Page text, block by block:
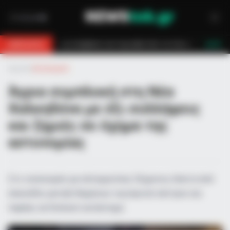
Άγρια συμπλοκή στη Νέα
Χαλκηδόνα με έξι συλλήψεις
και ζημιές σε όχημα της
αστυνομίας